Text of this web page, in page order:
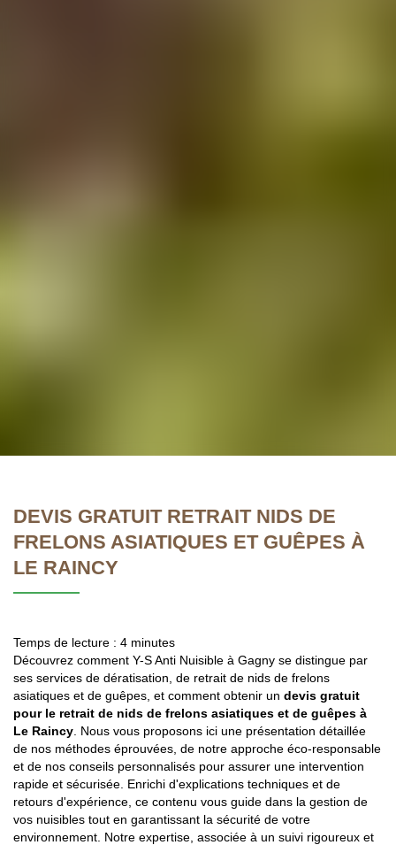
DEVIS GRATUIT RETRAIT NIDS DE
FRELONS ASIATIQUES ET GUÊPES À
LE RAINCY
Temps de lecture : 4 minutes
Découvrez comment Y-S Anti Nuisible à Gagny se distingue par
ses services de dératisation, de retrait de nids de frelons
asiatiques et de guêpes, et comment obtenir un devis gratuit
pour le retrait de nids de frelons asiatiques et de guêpes à
Le Raincy . Nous vous proposons ici une présentation détaillée
de nos méthodes éprouvées, de notre approche éco-responsable
et de nos conseils personnalisés pour assurer une intervention
rapide et sécurisée. Enrichi d'explications techniques et de
retours d'expérience, ce contenu vous guide dans la gestion de
vos nuisibles tout en garantissant la sécurité de votre
environnement. Notre expertise, associée à un suivi rigoureux et